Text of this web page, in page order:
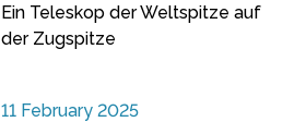
Ein Teleskop der Weltspitze auf
der Zugspitze
11 February 2025